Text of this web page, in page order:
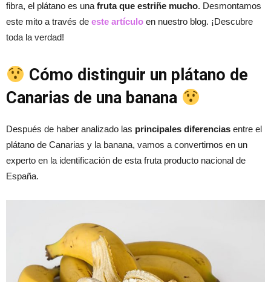
fibra, el plátano es una fruta que estriñe mucho. Desmontamos
este mito a través de este artículo en nuestro blog. ¡Descubre
toda la verdad!
Cómo distinguir un plátano de
Canarias de una banana
Después de haber analizado las principales diferencias entre el
plátano de Canarias y la banana, vamos a convertirnos en un
experto en la identificación de esta fruta producto nacional de
España.